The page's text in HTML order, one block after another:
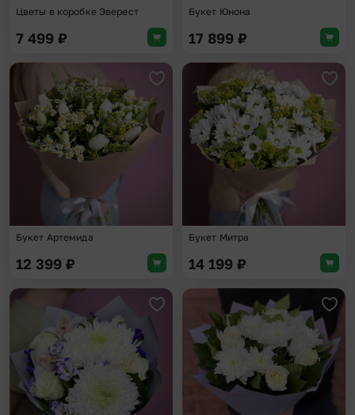
Цветы в коробке Эверест
7 499 ₽
Букет Юнона
17 899 ₽
Добавить в избранное
Букет Артемида
12 399 ₽
Букет Митра
14 199 ₽
Добавить в избранное